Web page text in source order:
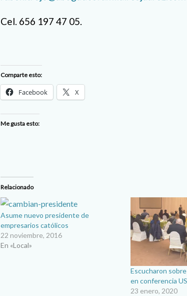
Cel. 656 197 47 05.
Comparte esto:
Facebook X
Me gusta esto:
Relacionado
Asume nuevo presidente de
empresarios católicos
22 noviembre, 2016
En «Local»
Escucharon
en conferencia
23 enero, 2020